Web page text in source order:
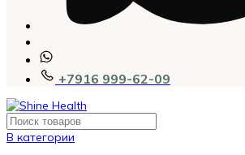
+7916 999-62-09
В категории